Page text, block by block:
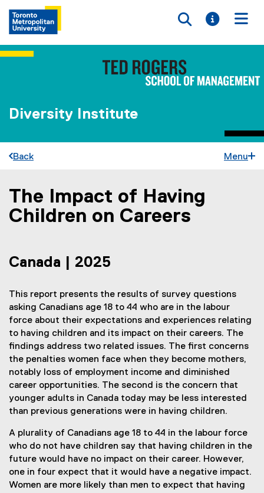
Toggle
Toggle
Diversity Institute
Back Menu
You are now in the main content area
The Impact of Having
Children on Careers
Canada | 2025
This report presents the results of survey questions
asking Canadians age 18 to 44 who are in the labour
force about their expectations and experiences relating
to having children and its impact on their careers. The
findings address two related issues. The first concerns
the penalties women face when they become mothers,
notably loss of employment income and diminished
career opportunities. The second is the concern that
younger adults in Canada today may be less interested
than previous generations were in having children.
A plurality of Canadians age 18 to 44 in the labour force
who do not have children say that having children in the
future would have no impact on their career. However,
one in four expect that it would have a negative impact.
Women are more likely than men to expect that having